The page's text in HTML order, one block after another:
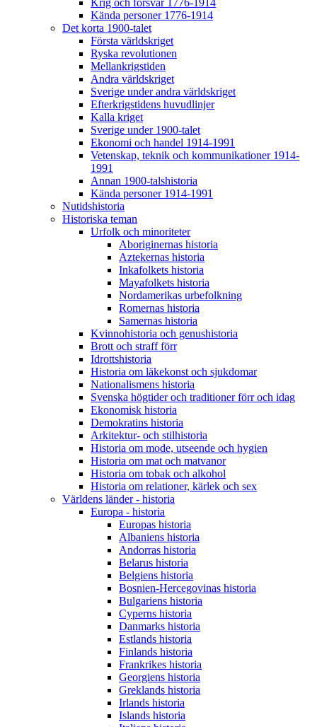
Kända personer 1776-1914
Det korta 1900-talet
Första världskriget
Ryska revolutionen
Mellankrigstiden
Andra världskriget
Sverige under andra världskriget
Efterkrigstidens huvudlinjer
Kalla kriget
Sverige under 1900-talet
Ekonomi och handel 1914-1991
Vetenskap, teknik och kommunikationer 1914-
1991
Annan 1900-talshistoria
Kända personer 1914-1991
Nutidshistoria
Historiska teman
Urfolk och minoriteter
Aboriginernas historia
Aztekernas historia
Inkafolkets historia
Mayafolkets historia
Nordamerikas urbefolkning
Romernas historia
Samernas historia
Kvinnohistoria och genushistoria
Brott och straff förr
Idrottshistoria
Historia om läkekonst och sjukdomar
Nationalismens historia
Svenska högtider och traditioner förr och idag
Ekonomisk historia
Demokratins historia
Arkitektur- och stilhistoria
Historia om mode, utseende och hygien
Historia om mat och matvanor
Historia om tobak och alkohol
Historia om relationer, kärlek och sex
Världens länder - historia
Europa - historia
Europas historia
Albaniens historia
Andorras historia
Belarus historia
Belgiens historia
Bosnien-Hercegovinas historia
Bulgariens historia
Cyperns historia
Danmarks historia
Estlands historia
Finlands historia
Frankrikes historia
Georgiens historia
Greklands historia
Irlands historia
Islands historia